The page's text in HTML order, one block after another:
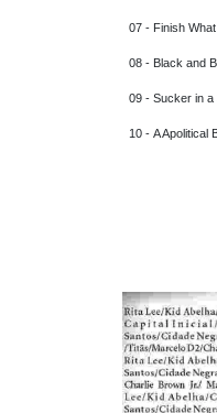
07 - Finish
08 - Black and
09 - Sucker in a
10 - A Apolitical